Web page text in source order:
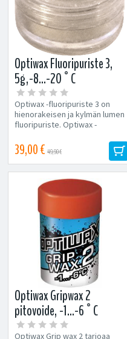
Optiwax Fluoripuriste 3,
5g,-8...-20°C
Optiwax -fluoripuriste 3 on
hienorakeisen ja kylmän lumen
fluoripuriste. Optiwax -
käyttää...
39,00 € 49,90 €
Optiwax Gripwax 2
pitovoide, -1...-6°C
Optiwax Grip wax 2 tarjoaa